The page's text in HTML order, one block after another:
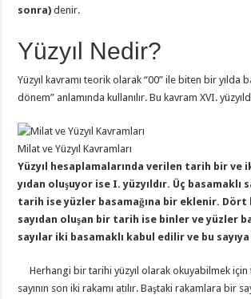
sonra) denir.
Yüzyıl Nedir?
Yüzyıl kavramı teorik olarak “00” ile biten bir yılda
dönem” an­lamında kullanılır. Bu kavram XVI.
Milat ve Yüzyıl Kavramları
Yüzyıl hesaplamalarında verilen tarih bir ve
yıdan oluşuyor ise I. yüzyıldır. Üç basamaklı
tarih ise yüzler basamağına bir eklenir. Dört
sayıdan oluşan bir tarih ise binler ve yüzler
sayılar iki basamaklı kabul edilir ve bu
Herhangi bir tarihi yüzyıl olarak okuyabilmek
sayının son iki rakamı atılır. Baştaki rakamlara bir